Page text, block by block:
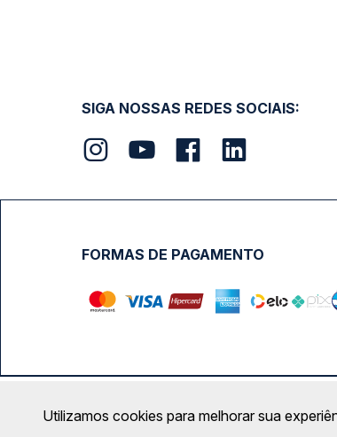
SIGA NOSSAS REDES SOCIAIS:
FORMAS DE PAGAMENTO
Calçada das Margaridas, 163 - Sala 02 -
Utilizamos cookies para melhorar sua